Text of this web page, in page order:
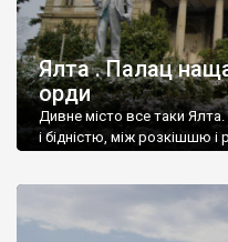
Ялта . Палац
орди
Дивне місто все таки
і бідністю, між розкішшю і